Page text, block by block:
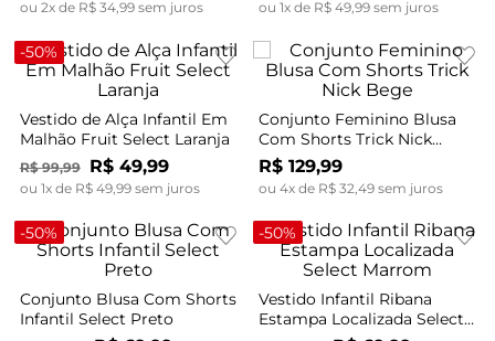
ou 2x de R$ 34, 99sem juros ou 1x de R$ 49, 99sem juros
-50%
Vestido de Alça Infantil Em
Malhão Fruit Select Laranja
R$ 99,99 R$ 49,99
ou 1x de R$ 49, 99sem juros
Conjunto Feminino Blusa
Com Shorts Trick Nick
Bege
R$ 129,99
ou 4x de R$ 32 49sem juros
-50%
Conjunto Blusa Com Shorts
Infantil Select Preto
-50%
Vestido Infantil Ribana
Estampa Localizada Select